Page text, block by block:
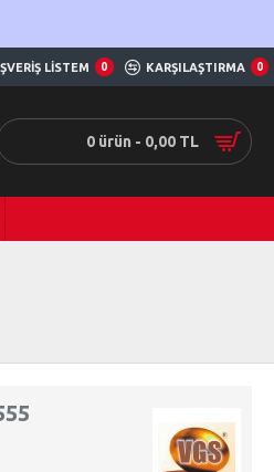
LISTEM 0 KARŞILAŞTIRMA 0
0 ürün - 0,00 TL